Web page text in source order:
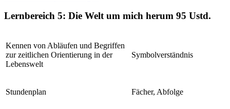
Lernbereich 5: Die Welt um mich herum 95 Ustd.
Kennen von Abläufen und Begriffen
zur zeitlichen Orientierung in der
Lebenswelt
Symbolverständnis
Stundenplan Fächer, Abfolge